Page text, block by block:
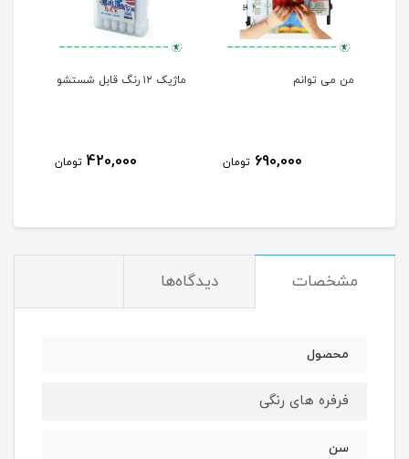
من می توانم
690,000 تومان
ماژیک ۱۲ رنگ قابل شستشو
420,000 تومان
مشخصات دیدگاه‌ها
محصول
فرفره های رنگی
سن